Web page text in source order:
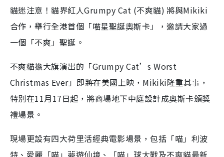
貓迷注意！貓界紅人Grumpy Cat (不爽貓) 將與Mikiki
合作，舉行全港首個「喵星聖誕奧斯卡」，邀請大家過
一個「不爽」聖誕。
不爽貓擔大旗演出的「Grumpy Cat’s Worst
Christmas Ever」即將在美國上映，Mikiki隆重其事，
特別在11月17日起，將商場地下中庭設計成奧斯卡頒獎
禮場景。
現場更設有四大荷里活經典電影場景，包括「喵」利波